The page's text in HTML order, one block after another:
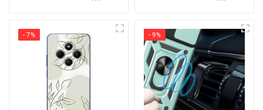
- 7% - 9%